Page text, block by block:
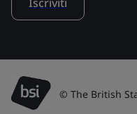
© The British